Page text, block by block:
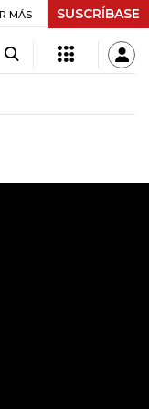
+$ 0,05 +0,01%
MÁS SUSCRÍBASE